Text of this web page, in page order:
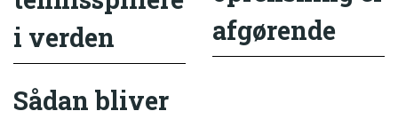
i verden
afgørende
Sådan bliver